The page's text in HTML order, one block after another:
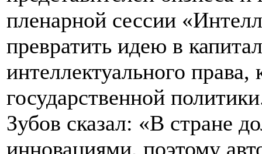
пленарной сессии
превратить идею в
интеллектуального
государственной
Зубов сказал: «В стране
инновациями, поэтому